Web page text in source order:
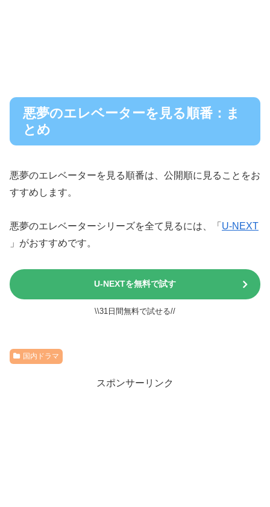
悪夢のエレベーターを見る順番：ま
とめ
悪夢のエレベーターを見る順番は、公開順に見ることをお
すすめします。
悪夢のエレベーターシリーズを全て見るには、「 U-NEXT
」がおすすめです。
U-NEXTを無料で試す
\\31日間無料で試せる//
国内ドラマ
スポンサーリンク